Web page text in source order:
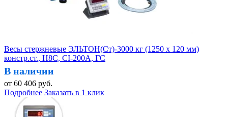
Весы стержневые ЭЛЬТОН(Ст)-3000 кг (1250 х 120 мм)
констр.ст., H8C, CI-200A, ГС
В наличии
от 60 406 руб.
Подробнее Заказать в 1 клик